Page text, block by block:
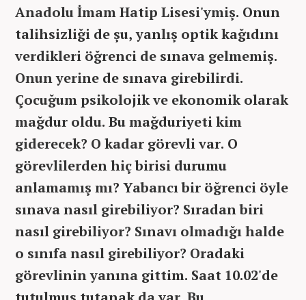
Anadolu İmam Hatip Lisesi'ymiş. Onun
talihsizliği de şu, yanlış optik kağıdını
verdikleri öğrenci de sınava gelmemiş.
Onun yerine de sınava girebilirdi.
Çocuğum psikolojik ve ekonomik olarak
mağdur oldu. Bu mağduriyeti kim
giderecek? O kadar görevli var. O
görevlilerden hiç birisi durumu
anlamamış mı? Yabancı bir öğrenci öyle
sınava nasıl girebiliyor? Sıradan biri
nasıl girebiliyor? Sınavı olmadığı halde
o sınıfa nasıl girebiliyor? Oradaki
görevlinin yanına gittim. Saat 10.02'de